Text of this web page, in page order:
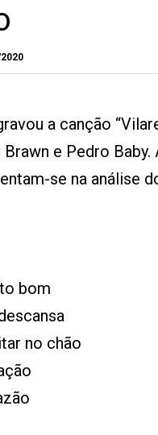
a canção
e Pedro
se na análise
bom
no chão